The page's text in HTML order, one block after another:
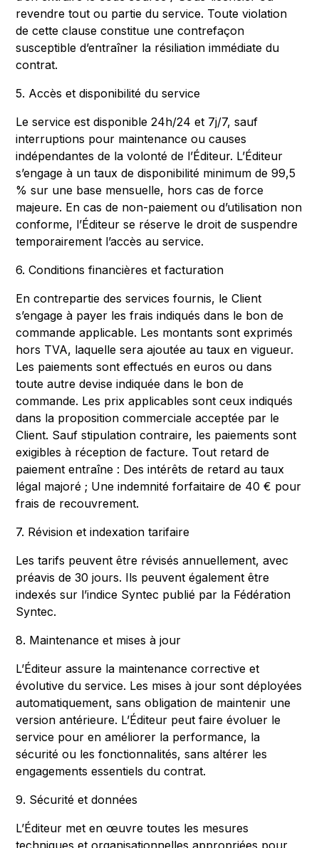
revendre tout ou partie du service. Toute violation
de cette clause constitue une contrefaçon
susceptible d’entraîner la résiliation immédiate du
contrat.
5. Accès et disponibilité du service
Le service est disponible 24h/24 et 7j/7, sauf
interruptions pour maintenance ou causes
indépendantes de la volonté de l’Éditeur. L’Éditeur
s’engage à un taux de disponibilité minimum de 99,5
% sur une base mensuelle, hors cas de force
majeure. En cas de non-paiement ou d’utilisation non
conforme, l’Éditeur se réserve le droit de suspendre
temporairement l’accès au service.
6. Conditions financières et facturation
En contrepartie des services fournis, le Client
s’engage à payer les frais indiqués dans le bon de
commande applicable. Les montants sont exprimés
hors TVA, laquelle sera ajoutée au taux en vigueur.
Les paiements sont effectués en euros ou dans
toute autre devise indiquée dans le bon de
commande. Les prix applicables sont ceux indiqués
dans la proposition commerciale acceptée par le
Client. Sauf stipulation contraire, les paiements sont
exigibles à réception de facture. Tout retard de
paiement entraîne : Des intérêts de retard au taux
légal majoré ; Une indemnité forfaitaire de 40 € pour
frais de recouvrement.
7. Révision et indexation tarifaire
Les tarifs peuvent être révisés annuellement, avec
préavis de 30 jours. Ils peuvent également être
indexés sur l’indice Syntec publié par la Fédération
Syntec.
8. Maintenance et mises à jour
L’Éditeur assure la maintenance corrective et
évolutive du service. Les mises à jour sont déployées
automatiquement, sans obligation de maintenir une
version antérieure. L’Éditeur peut faire évoluer le
service pour en améliorer la performance, la
sécurité ou les fonctionnalités, sans altérer les
engagements essentiels du contrat.
9. Sécurité et données
L’Éditeur met en œuvre toutes les mesures
techniques et organisationnelles appropriées pour